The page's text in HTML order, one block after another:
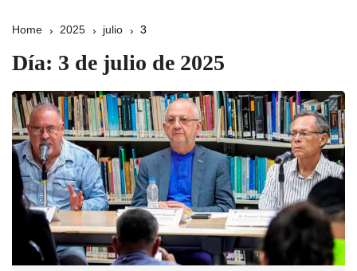
Home 2025 julio 3
Día: 3 de julio de 2025